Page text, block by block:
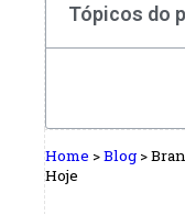
Tópicos do
Home >Blog >
Hoje